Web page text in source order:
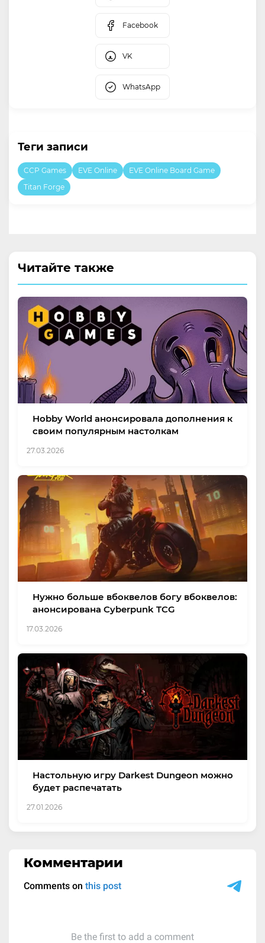
Facebook
VK
WhatsApp
Теги записи
CCP Games EVE Online
EVE Online Board Game
Titan Forge
Читайте также
Hobby World анонсировала дополнения к
своим популярным настолкам
27.03.2026
Нужно больше вбоквелов богу вбоквелов:
анонсирована Cyberpunk TCG
17.03.2026
Настольную игру Darkest Dungeon можно
будет распечатать
27.01.2026
Комментарии